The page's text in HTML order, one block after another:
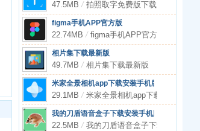
47.5MB/ 拍照取字免费版下载
figma手机APP官方版
22.74MB/ figma手机APP官方版
相片集下载最新版
49.7MB/ 相片集下载最新版
米家全景相机app下载安装手机版
29.1MB/ 米家全景相机app下载安装手机版
我的刀盾语音盒子下载安装手机版
22.5MB/ 我的刀盾语音盒子下载安装手机版